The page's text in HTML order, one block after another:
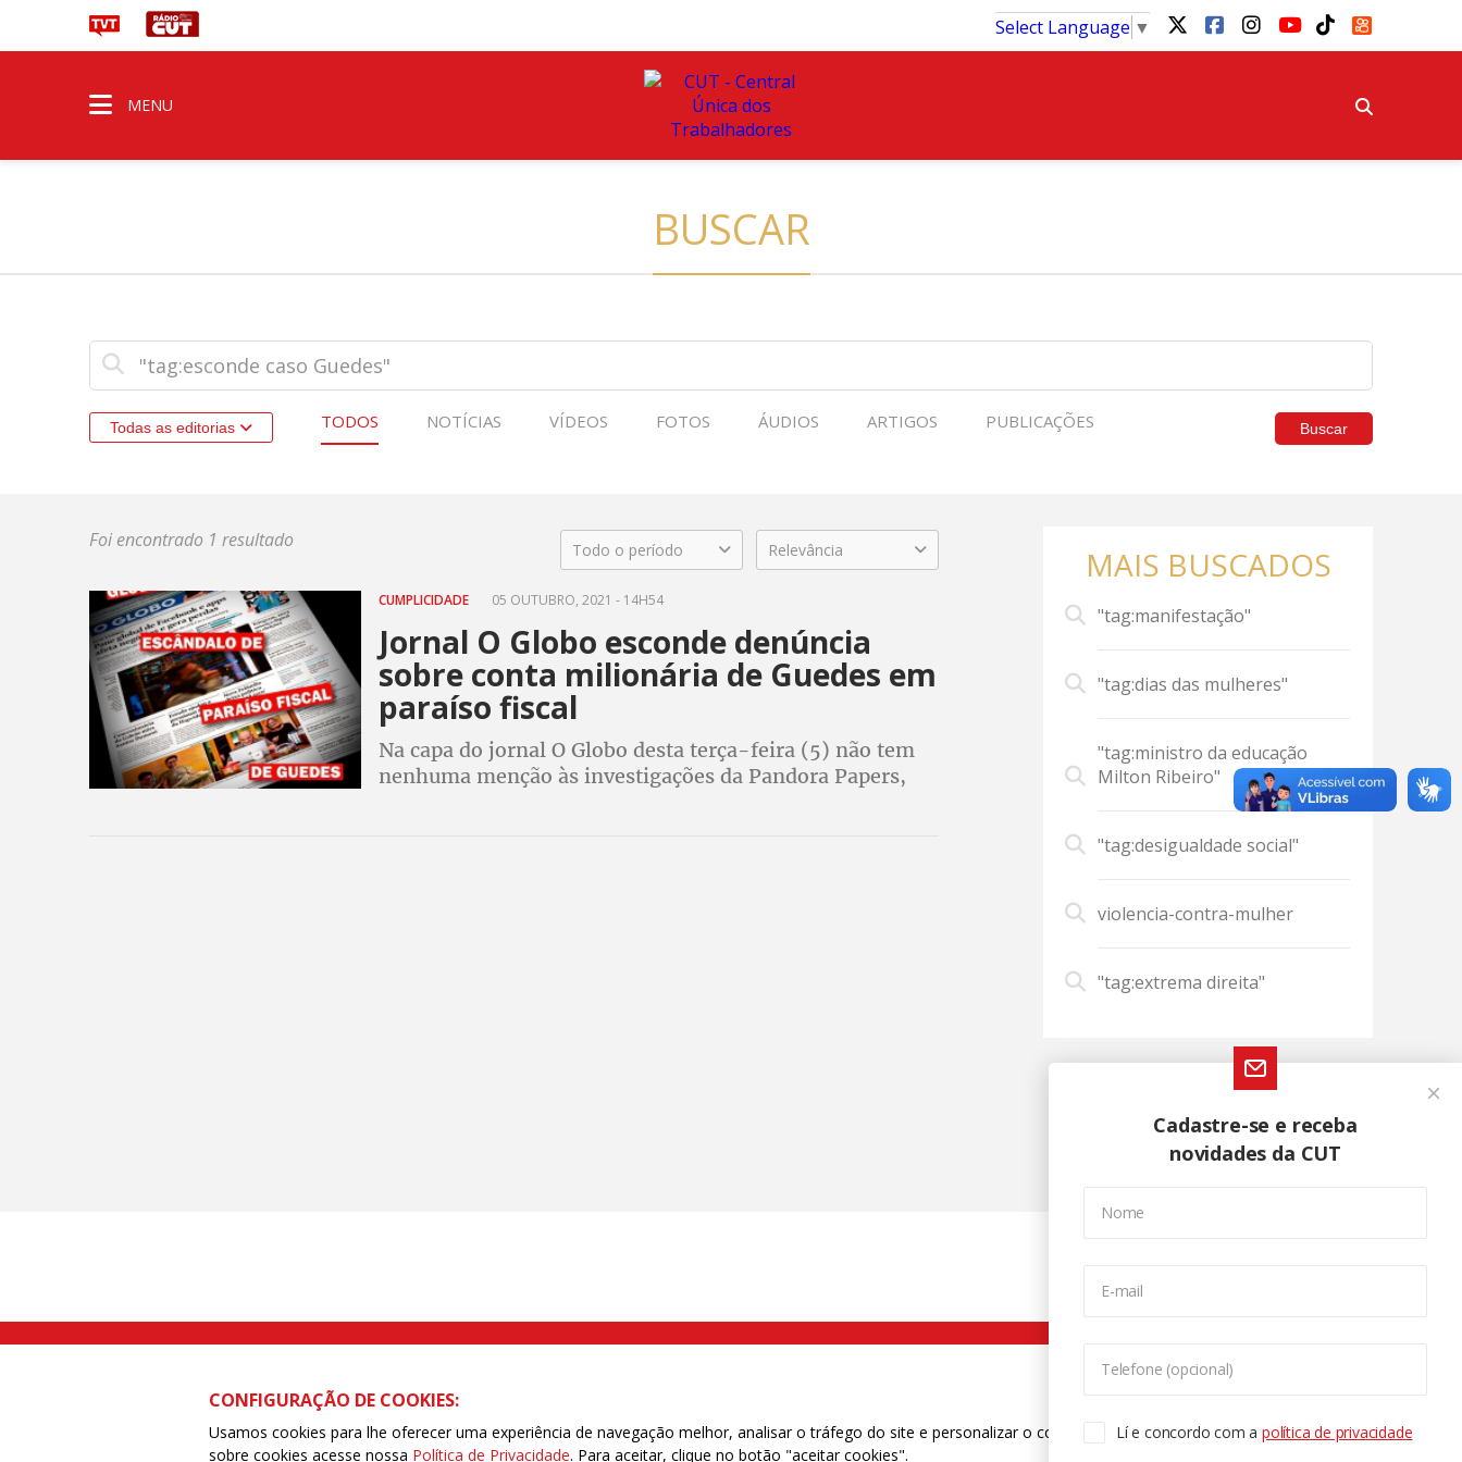
Select Language ▼
MENU
BUSCAR
Todas as editorias TODOS NOTÍCIAS VÍDEOS FOTOS ÁUDIOS ARTIGOS PUBLICAÇÕES Buscar
Foi encontrado 1 resultado Todo o período Relevância
CUMPLICIDADE 05 OUTUBRO, 2021 - 14H54
Jornal O Globo esconde denúncia
sobre conta milionária de Guedes em
paraíso fiscal
Na capa do jornal O Globo desta terça-feira (5) não tem
nenhuma menção às investigações da Pandora Papers,
MAIS BUSCADOS
"tag:manifestação"
"tag:dias das mulheres"
"tag:ministro da educação
Milton Ribeiro"
"tag:desigualdade social"
violencia-contra-mulher
"tag:extrema direita"
Cadastre-se e receba
novidades da CUT
Nome
E-mail
Telefone (opcional)
Lí e concordo com apolítica de privacidade
Rua Caetano Pinto nº 575 CEP 03041-000 Brás, São Paulo/SP | Telefone (11) 2108 9200 - Fax (11) 2108 9310
CONFIGURAÇÃO DE COOKIES:
Usamos cookies para lhe oferecer uma experiência de navegação melhor, analisar o tráfego do site e personalizar o conteúdo. Para saber mais
sobre cookies acesse nossa Política de Privacidade. Para aceitar, clique no botão "aceitar cookies".